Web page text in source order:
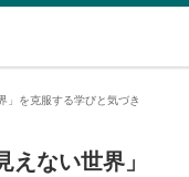
」を克服する学びと気づき
ない世界」